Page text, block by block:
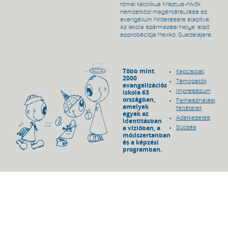
római katolikus Krisztus-hívők
nemzetközi magántársulása az
evangélium hirdetésére alapítva.
Az iskola származási helye, első
approbációja Mexikó, Guadalajara.
Több mint
2000
evangelizációs
iskola 63
országban,
amelyek
egyek az
identitásban
a vízióban, a
módszertanban
és a képzési
programban.
Kapcsolat
Támogatók
Impresszum
Felhasználási
feltételek
Adatkezelés
Sütizés